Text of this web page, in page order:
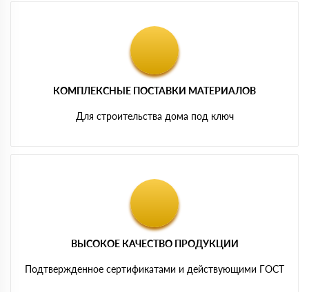
КОМПЛЕКСНЫЕ ПОСТАВКИ МАТЕРИАЛОВ
Для строительства дома под ключ
ВЫСОКОЕ КАЧЕСТВО ПРОДУКЦИИ
Подтвержденное сертификатами и действующими ГОСТ